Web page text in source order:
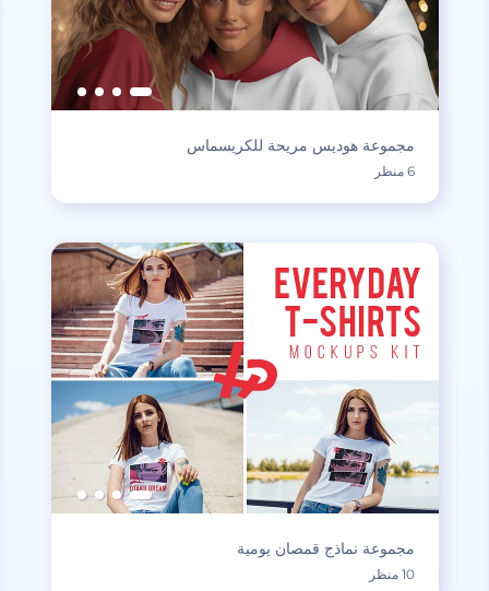
مجموعة هوديس مريحة للكريسماس
6 منظر
مجموعة نماذج قمصان يومية
10 منظر